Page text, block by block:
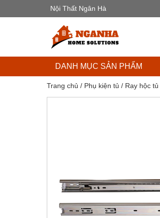
Nội Thất Ngân Hà
DANH MỤC SẢN PHẨM
Trang chủ / Phụ kiện tủ / Ray hộc tủ